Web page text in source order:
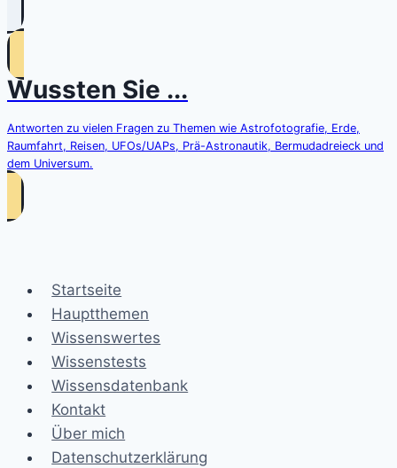
Wussten Sie ...
Antworten zu vielen Fragen zu Themen wie Astrofotografie, Erde,
Raumfahrt, Reisen, UFOs/UAPs, Prä-Astronautik, Bermudadreieck und
dem Universum.
Startseite
Hauptthemen
Wissenswertes
Wissenstests
Wissensdatenbank
Kontakt
Über mich
Datenschutzerklärung